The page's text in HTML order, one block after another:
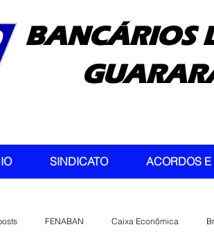
BANCÁRIOS
SINDICATO ACORDOS
FENABAN Caixa Econômica